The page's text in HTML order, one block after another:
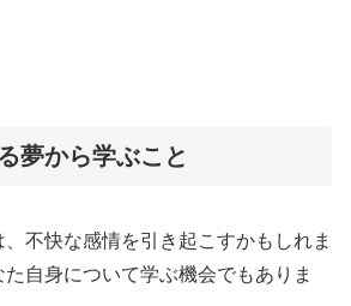
夢から学ぶこと
不快な感情を引き起こすかもしれま
自身について学ぶ機会でもありま